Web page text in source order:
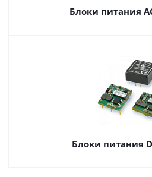
Блоки питания
Блоки питания